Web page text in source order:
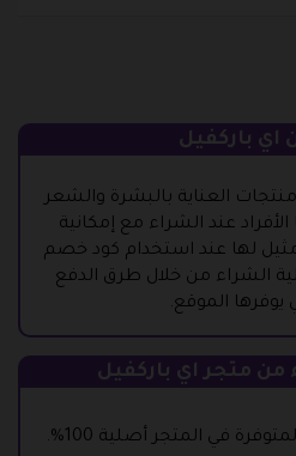
اي باركفيل
العناية بالبشرة والشعر
عند الشراء مع إمكانية
لها عند استخدام كود خصم
الشراء من خلال طرق الدفع
يوفرها الموقع.
من متجر اي باركفيل
في المتجر أصلية 100%.